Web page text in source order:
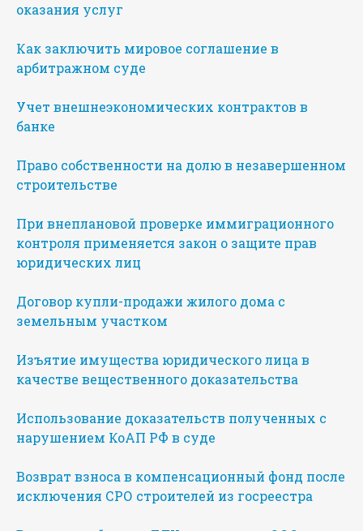
оказания услуг
Как заключить мировое соглашение в
арбитражном суде
Учет внешнеэкономических контрактов в
банке
Право собственности на долю в незавершенном
строительстве
При внеплановой проверке иммиграционного
контроля применяется закон о защите прав
юридических лиц
Договор купли-продажи жилого дома с
земельным участком
Изъятие имущества юридического лица в
качестве вещественного доказательства
Использование доказательств полученных с
нарушением КоАП РФ в суде
Возврат взноса в компенсационный фонд после
исключения СРО строителей из госреестра